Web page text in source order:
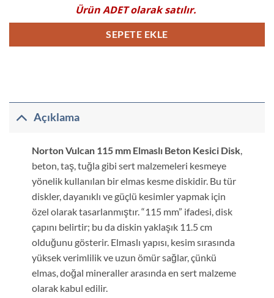
ÜrünADETolarak satılır.
SEPETE EKLE
Açıklama
Norton Vulcan 115 mm Elmaslı Beton Kesici Disk,
beton, taş, tuğla gibi sert malzemeleri kesmeye
yönelik kullanılan bir elmas kesme diskidir. Bu tür
diskler, dayanıklı ve güçlü kesimler yapmak için
özel olarak tasarlanmıştır. “115 mm” ifadesi, disk
çapını belirtir; bu da diskin yaklaşık 11.5 cm
olduğunu gösterir. Elmaslı yapısı, kesim sırasında
yüksek verimlilik ve uzun ömür sağlar, çünkü
elmas, doğal mineraller arasında en sert malzeme
olarak kabul edilir.